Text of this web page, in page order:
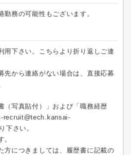
務の可能性もございます。
用下さい。こちらより折り返しご連
先から連絡がない場合は、直接応募
（写真貼付）」および「職務経歴
recruit@tech.kansai-
下さい。
。
方につきましては、履歴書に記載の